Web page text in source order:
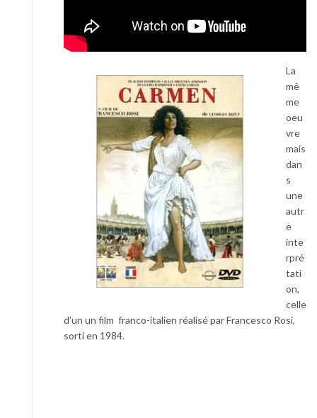
La
mê
me
oeu
vre
mais
dan
s
une
autr
e
inte
rpré
tati
on,
celle
d’un un film franco-italien réalisé par Francesco Rosi,
sorti en 1984.